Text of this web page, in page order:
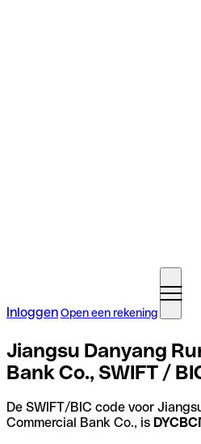
InloggenOpen een rekening
Jiangsu Danyang
Bank Co., SWIFT /
De SWIFT/BIC code voor
Commercial Bank Co., is